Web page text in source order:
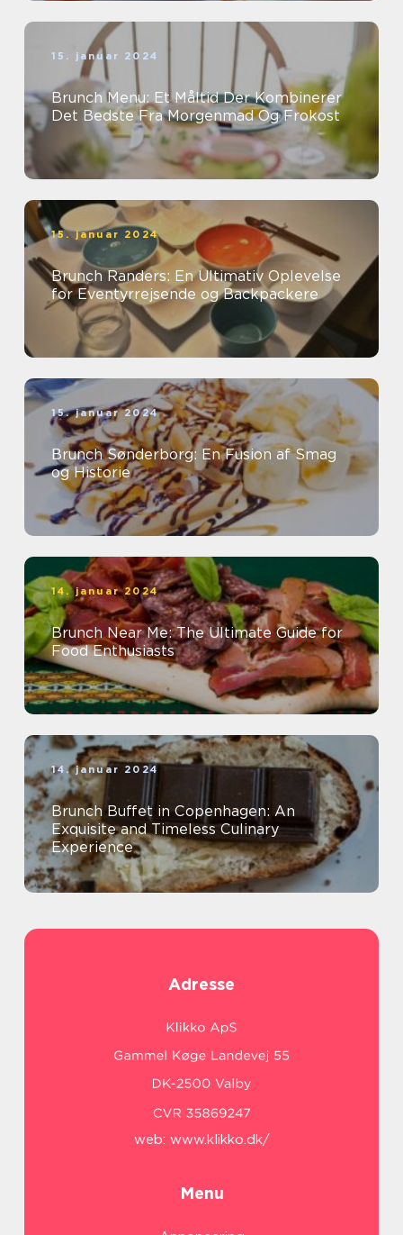
15. januar 2024
Brunch Menu: Et Måltid Der Kombinerer
Det Bedste Fra Morgenmad Og Frokost
15. januar 2024
Brunch Randers: En Ultimativ Oplevelse
for Eventyrrejsende og Backpackere
15. januar 2024
Brunch Sønderborg: En Fusion af Smag
og Historie
14. januar 2024
Brunch Near Me: The Ultimate Guide for
Food Enthusiasts
14. januar 2024
Brunch Buffet in Copenhagen: An
Exquisite and Timeless Culinary
Experience
Adresse
web: www.klikko.dk/
Menu